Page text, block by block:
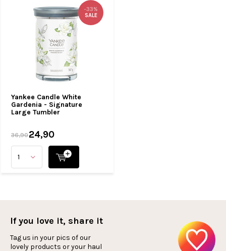
Yankee Candle White
Gardenia - Signature
Large Tumbler
-33%
SALE
36,9024,90
If you love it, share it
Tag us in your pics of our
lovely products or your haul